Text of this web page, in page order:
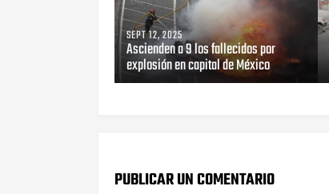
SEPT 12, 2025
Ascienden a 9 los fallecidos por
explosión en capital de México
PUBLICAR UN COMENTARIO